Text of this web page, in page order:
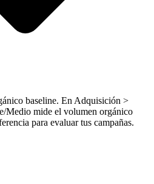
baseline. En Adquisición >
Medio mide el volumen orgánico
para evaluar tus campañas.